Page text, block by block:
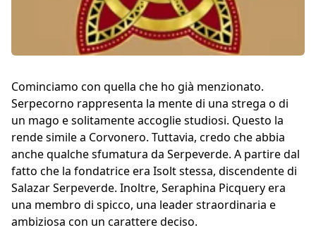
Cominciamo con quella che ho già menzionato.
Serpecorno rappresenta la mente di una strega o di
un mago e solitamente accoglie studiosi. Questo la
rende simile a Corvonero. Tuttavia, credo che abbia
anche qualche sfumatura da Serpeverde. A partire dal
fatto che la fondatrice era Isolt stessa, discendente di
Salazar Serpeverde. Inoltre, Seraphina Picquery era
una membro di spicco, una leader straordinaria e
ambiziosa con un carattere deciso.